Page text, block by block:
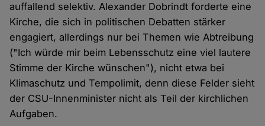
auffallend selektiv. Alexander Dobrindt forderte eine
Kirche, die sich in politischen Debatten stärker
engagiert, allerdings nur bei Themen wie Abtreibung
("Ich würde mir beim Lebensschutz eine viel lautere
Stimme der Kirche wünschen"), nicht etwa bei
Klimaschutz und Tempolimit, denn diese Felder sieht
der CSU-Innenminister nicht als Teil der kirchlichen
Aufgaben.